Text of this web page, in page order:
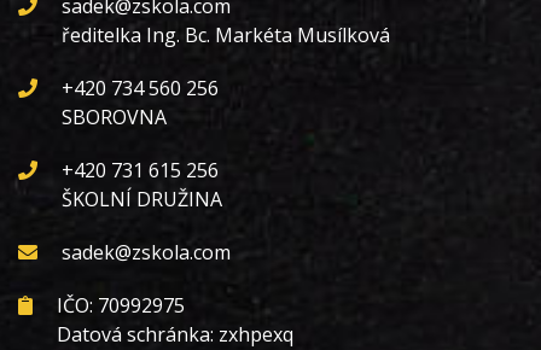
sadek@zskola.com
ředitelka Ing. Bc. Markéta Musílková
+420 734 560 256
SBOROVNA
+420 731 615 256
ŠKOLNÍ DRUŽINA
sadek@zskola.com
IČO: 70992975
Datová schránka: zxhpexq